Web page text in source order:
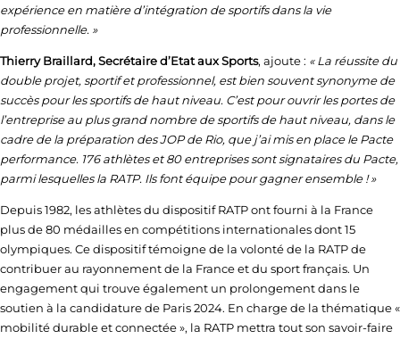
expérience en matière d’intégration de sportifs dans la vie
professionnelle. »
Thierry Braillard, Secrétaire d’Etat aux Sports, ajoute : « La réussite du
double projet, sportif et professionnel, est bien souvent synonyme de
succès pour les sportifs de haut niveau. C’est pour ouvrir les portes de
l’entreprise au plus grand nombre de sportifs de haut niveau, dans le
cadre de la préparation des JOP de Rio, que j’ai mis en place le Pacte
performance. 176 athlètes et 80 entreprises sont signataires du Pacte,
parmi lesquelles la RATP. Ils font équipe pour gagner ensemble ! »
Depuis 1982, les athlètes du dispositif RATP ont fourni à la France
plus de 80 médailles en compétitions internationales dont 15
olympiques. Ce dispositif témoigne de la volonté de la RATP de
contribuer au rayonnement de la France et du sport français. Un
engagement qui trouve également un prolongement dans le
soutien à la candidature de Paris 2024. En charge de la thématique «
mobilité durable et connectée », la RATP mettra tout son savoir-faire